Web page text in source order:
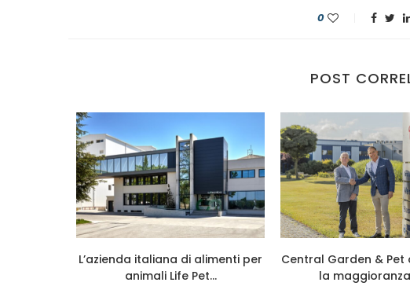
0
POST
L’azienda italiana di alimenti per
animali Life Pet...
Central Garden & Pet
la maggioranza